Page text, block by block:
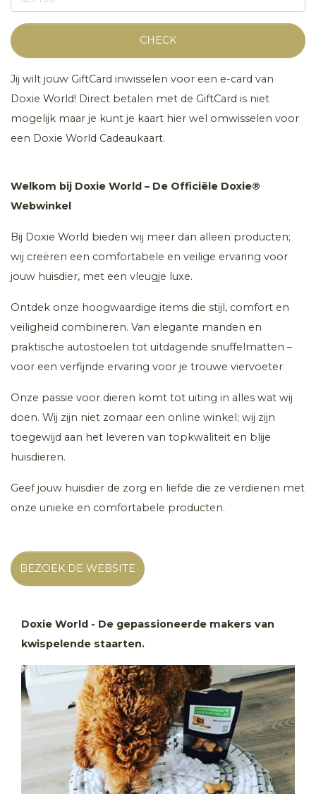
CHECK
Jij wilt jouw GiftCard inwisselen voor een e-card van
Doxie World! Direct betalen met de GiftCard is niet
mogelijk maar je kunt je kaart hier wel omwisselen voor
een Doxie World Cadeaukaart.
Welkom bij Doxie World – De Officiële Doxie®
Webwinkel
Bij Doxie World bieden wij meer dan alleen producten;
wij creëren een comfortabele en veilige ervaring voor
jouw huisdier, met een vleugje luxe.
Ontdek onze hoogwaardige items die stijl, comfort en
veiligheid combineren. Van elegante manden en
praktische autostoelen tot uitdagende snuffelmatten –
voor een verfijnde ervaring voor je trouwe viervoeter
Onze passie voor dieren komt tot uiting in alles wat wij
doen. Wij zijn niet zomaar een online winkel; wij zijn
toegewijd aan het leveren van topkwaliteit en blije
huisdieren.
Geef jouw huisdier de zorg en liefde die ze verdienen met
onze unieke en comfortabele producten.
BEZOEK DE WEBSITE
Doxie World - De gepassioneerde makers van
kwispelende staarten.